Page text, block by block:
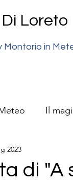
Loreto
Montorio in
Il
La natura video
di "A
2023